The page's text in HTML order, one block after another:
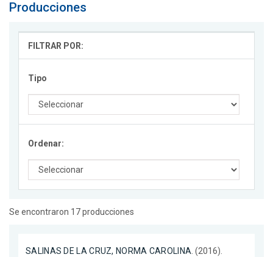
Producciones
FILTRAR POR:
Tipo
Ordenar:
Se encontraron 17 producciones
SALINAS DE LA CRUZ, NORMA CAROLINA. (2016).